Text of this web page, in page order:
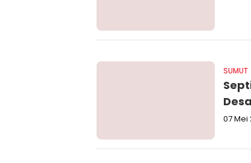
SUMUT
07 Mei